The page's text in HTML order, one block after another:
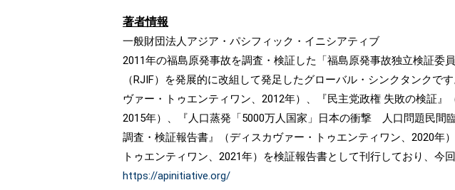
著者情報
一般財団法人アジア・パシフィック・イニシアティブ
2011年の福島原発事故を調査・検証した「福島原発事故独立検証
（RJIF）を発展的に改組して発足したグローバル・シンクタンク
ヴァー・トゥエンティワン、2012年）、『民主党政権 失敗の検証
2015年）、『人口蒸発「5000万人国家」日本の衝撃 人口問題民間
調査・検証報告書』（ディスカヴァー・トゥエンティワン、2020年
トゥエンティワン、2021年）を検証報告書として刊行しており、今
https://apinitiative.org/